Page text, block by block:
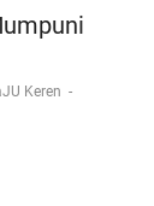
Keren -